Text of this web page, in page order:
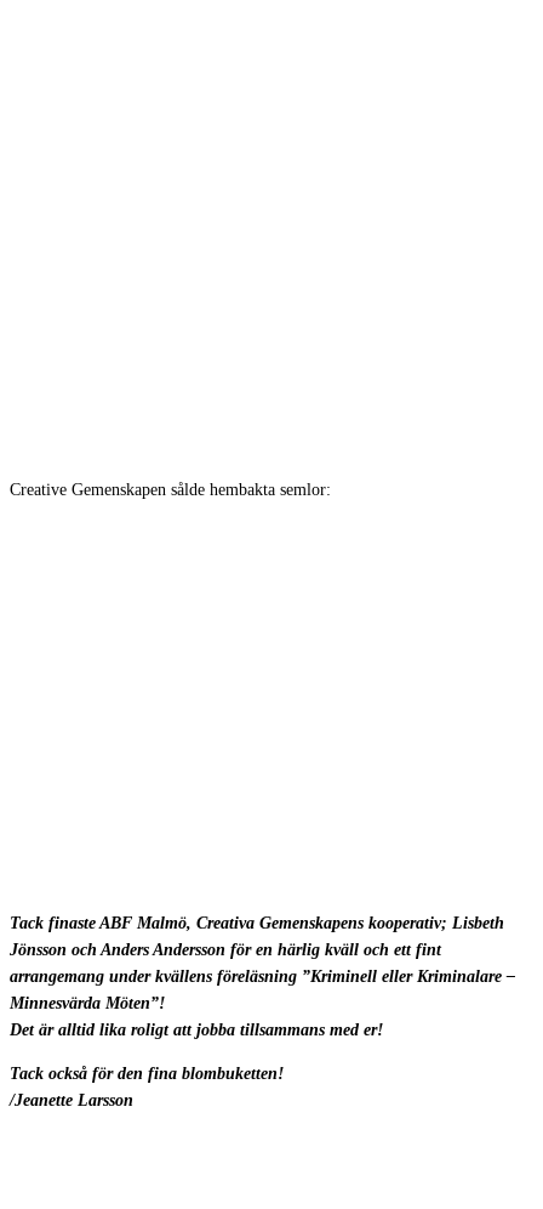
Creative Gemenskapen sålde hembakta semlor:
Tack finaste ABF Malmö, Creativa Gemenskapens kooperativ; Lisbeth
Jönsson och Anders Andersson för en härlig kväll och ett fint
arrangemang under kvällens föreläsning ”Kriminell eller Kriminalare –
Minnesvärda Möten”!
Det är alltid lika roligt att jobba tillsammans med er!
Tack också för den fina blombuketten!
/Jeanette Larsson